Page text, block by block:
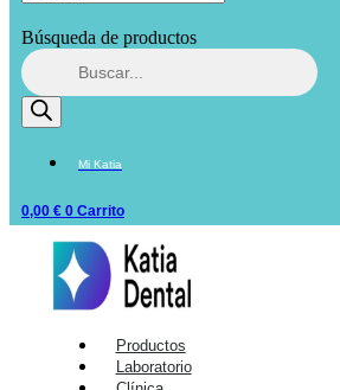
Búsqueda de productos
Mi Katia
0,00 € 0 Carrito
Productos
Laboratorio